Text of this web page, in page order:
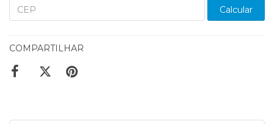
Calcular
COMPARTILHAR